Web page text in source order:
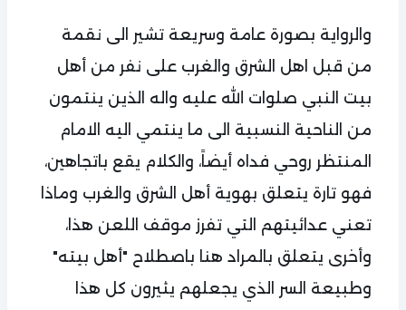
والرواية بصورة عامة وسريعة تشير الى نقمة
من قبل اهل الشرق والغرب على نفر من أهل
بيت النبي صلوات الله عليه واله الذين ينتمون
من الناحية النسبية الى ما ينتمي اليه الامام
المنتظر روحي فداه أيضاً، والكلام يقع باتجاهين،
فهو تارة يتعلق بهوية أهل الشرق والغرب وماذا
تعني عدائيتهم التي تفرز موقف اللعن هذا،
وأخرى يتعلق بالمراد هنا باصطلاح "أهل بيته"
وطبيعة السر الذي يجعلهم يثيرون كل هذا